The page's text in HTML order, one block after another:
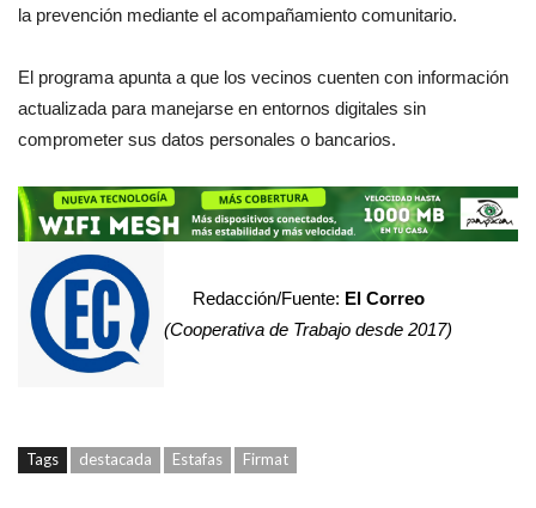
la prevención mediante el acompañamiento comunitario.
El programa apunta a que los vecinos cuenten con información
actualizada para manejarse en entornos digitales sin
comprometer sus datos personales o bancarios.
Redacción/Fuente: El Correo
(Cooperativa de Trabajo desde 2017)
Tags destacada Estafas Firmat